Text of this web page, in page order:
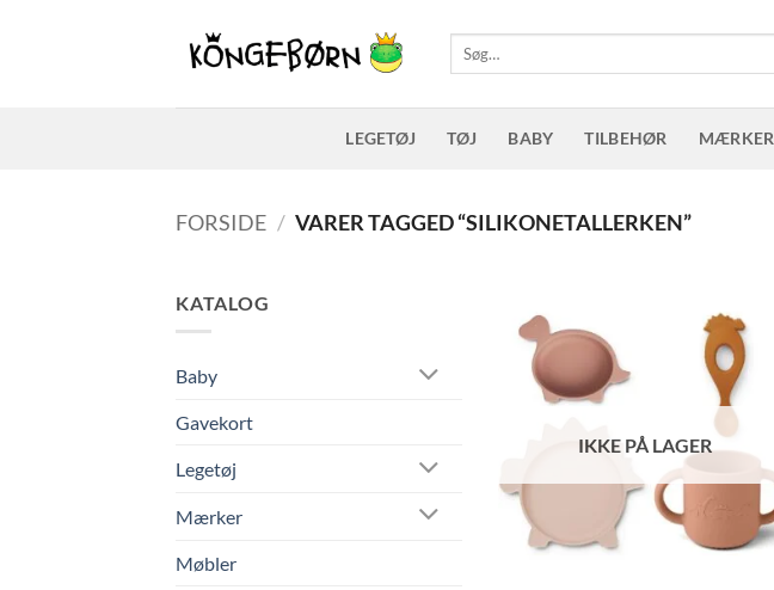
Søg
efter:
LEGETØJ TØJ BABY TILBEHØR MÆRKER
FORSIDE / VARER TAGGED “SILIKONETALLERKEN”
KATALOG
Baby
Gavekort
Legetøj
Mærker
Møbler
IKKE PÅ LAGER